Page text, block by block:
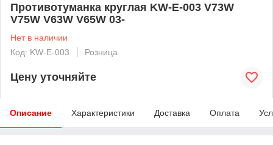
Противотуманка круглая KW-E-003 V73W
V75W V63W V65W 03-
Нет в наличии
Код: KW-E-003
Розница
Цену уточняйте
Описание Характеристики Доставка Оплата